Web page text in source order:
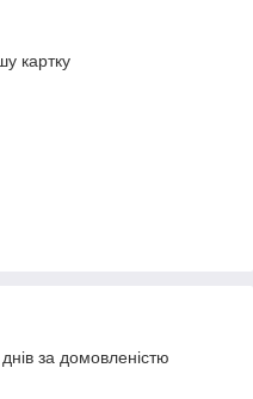
картку
за домовленістю